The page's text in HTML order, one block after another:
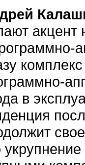
акцент
в